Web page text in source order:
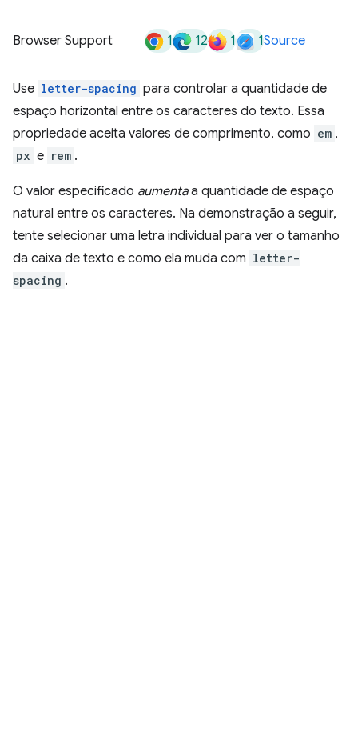
Browser Support 1 12 1 1Source
Use letter-spacing para controlar a quantidade de
espaço horizontal entre os caracteres do texto. Essa
propriedade aceita valores de comprimento, como em ,
px e rem .
O valor especificado aumentaa quantidade de espaço
natural entre os caracteres. Na demonstração a seguir,
tente selecionar uma letra individual para ver o tamanho
da caixa de texto e como ela muda com letter-
spacing .